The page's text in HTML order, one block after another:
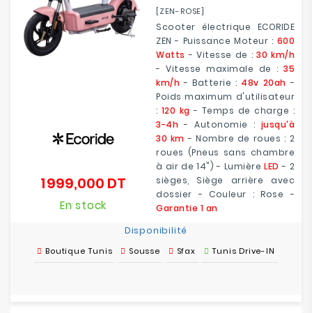
[ZEN-ROSE]
Scooter électrique ECORIDE
ZEN - Puissance Moteur : 600
Watts - Vitesse de : 30 km/h
- Vitesse maximale de : 35
km/h - Batterie : 48v 20ah -
Poids maximum d'utilisateur
: 120 kg - Temps de charge :
3-4h - Autonomie : jusqu'à
30 km - Nombre de roues : 2
roues (Pneus sans chambre
à air de 14") - LumièreLED - 2
sièges, Siège arrière avec
dossier - Couleur : Rose -
Garantie 1 an
1 999,000 DT
En stock
Disponibilité
Boutique Tunis Sousse Sfax Tunis Drive-IN